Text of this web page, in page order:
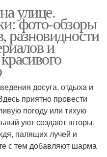
улице.
фото-обзоры
разновидности
и
досуга, отдыха и
приятно провести
погоду или тихую
уют создают шторы.
палящих лучей и
с тем добавляют шарма